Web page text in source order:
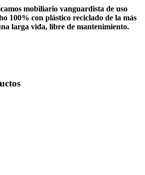
mobiliario vanguardista de uso
100% con plástico reciclado de la más
larga vida, libre de mantenimiento.